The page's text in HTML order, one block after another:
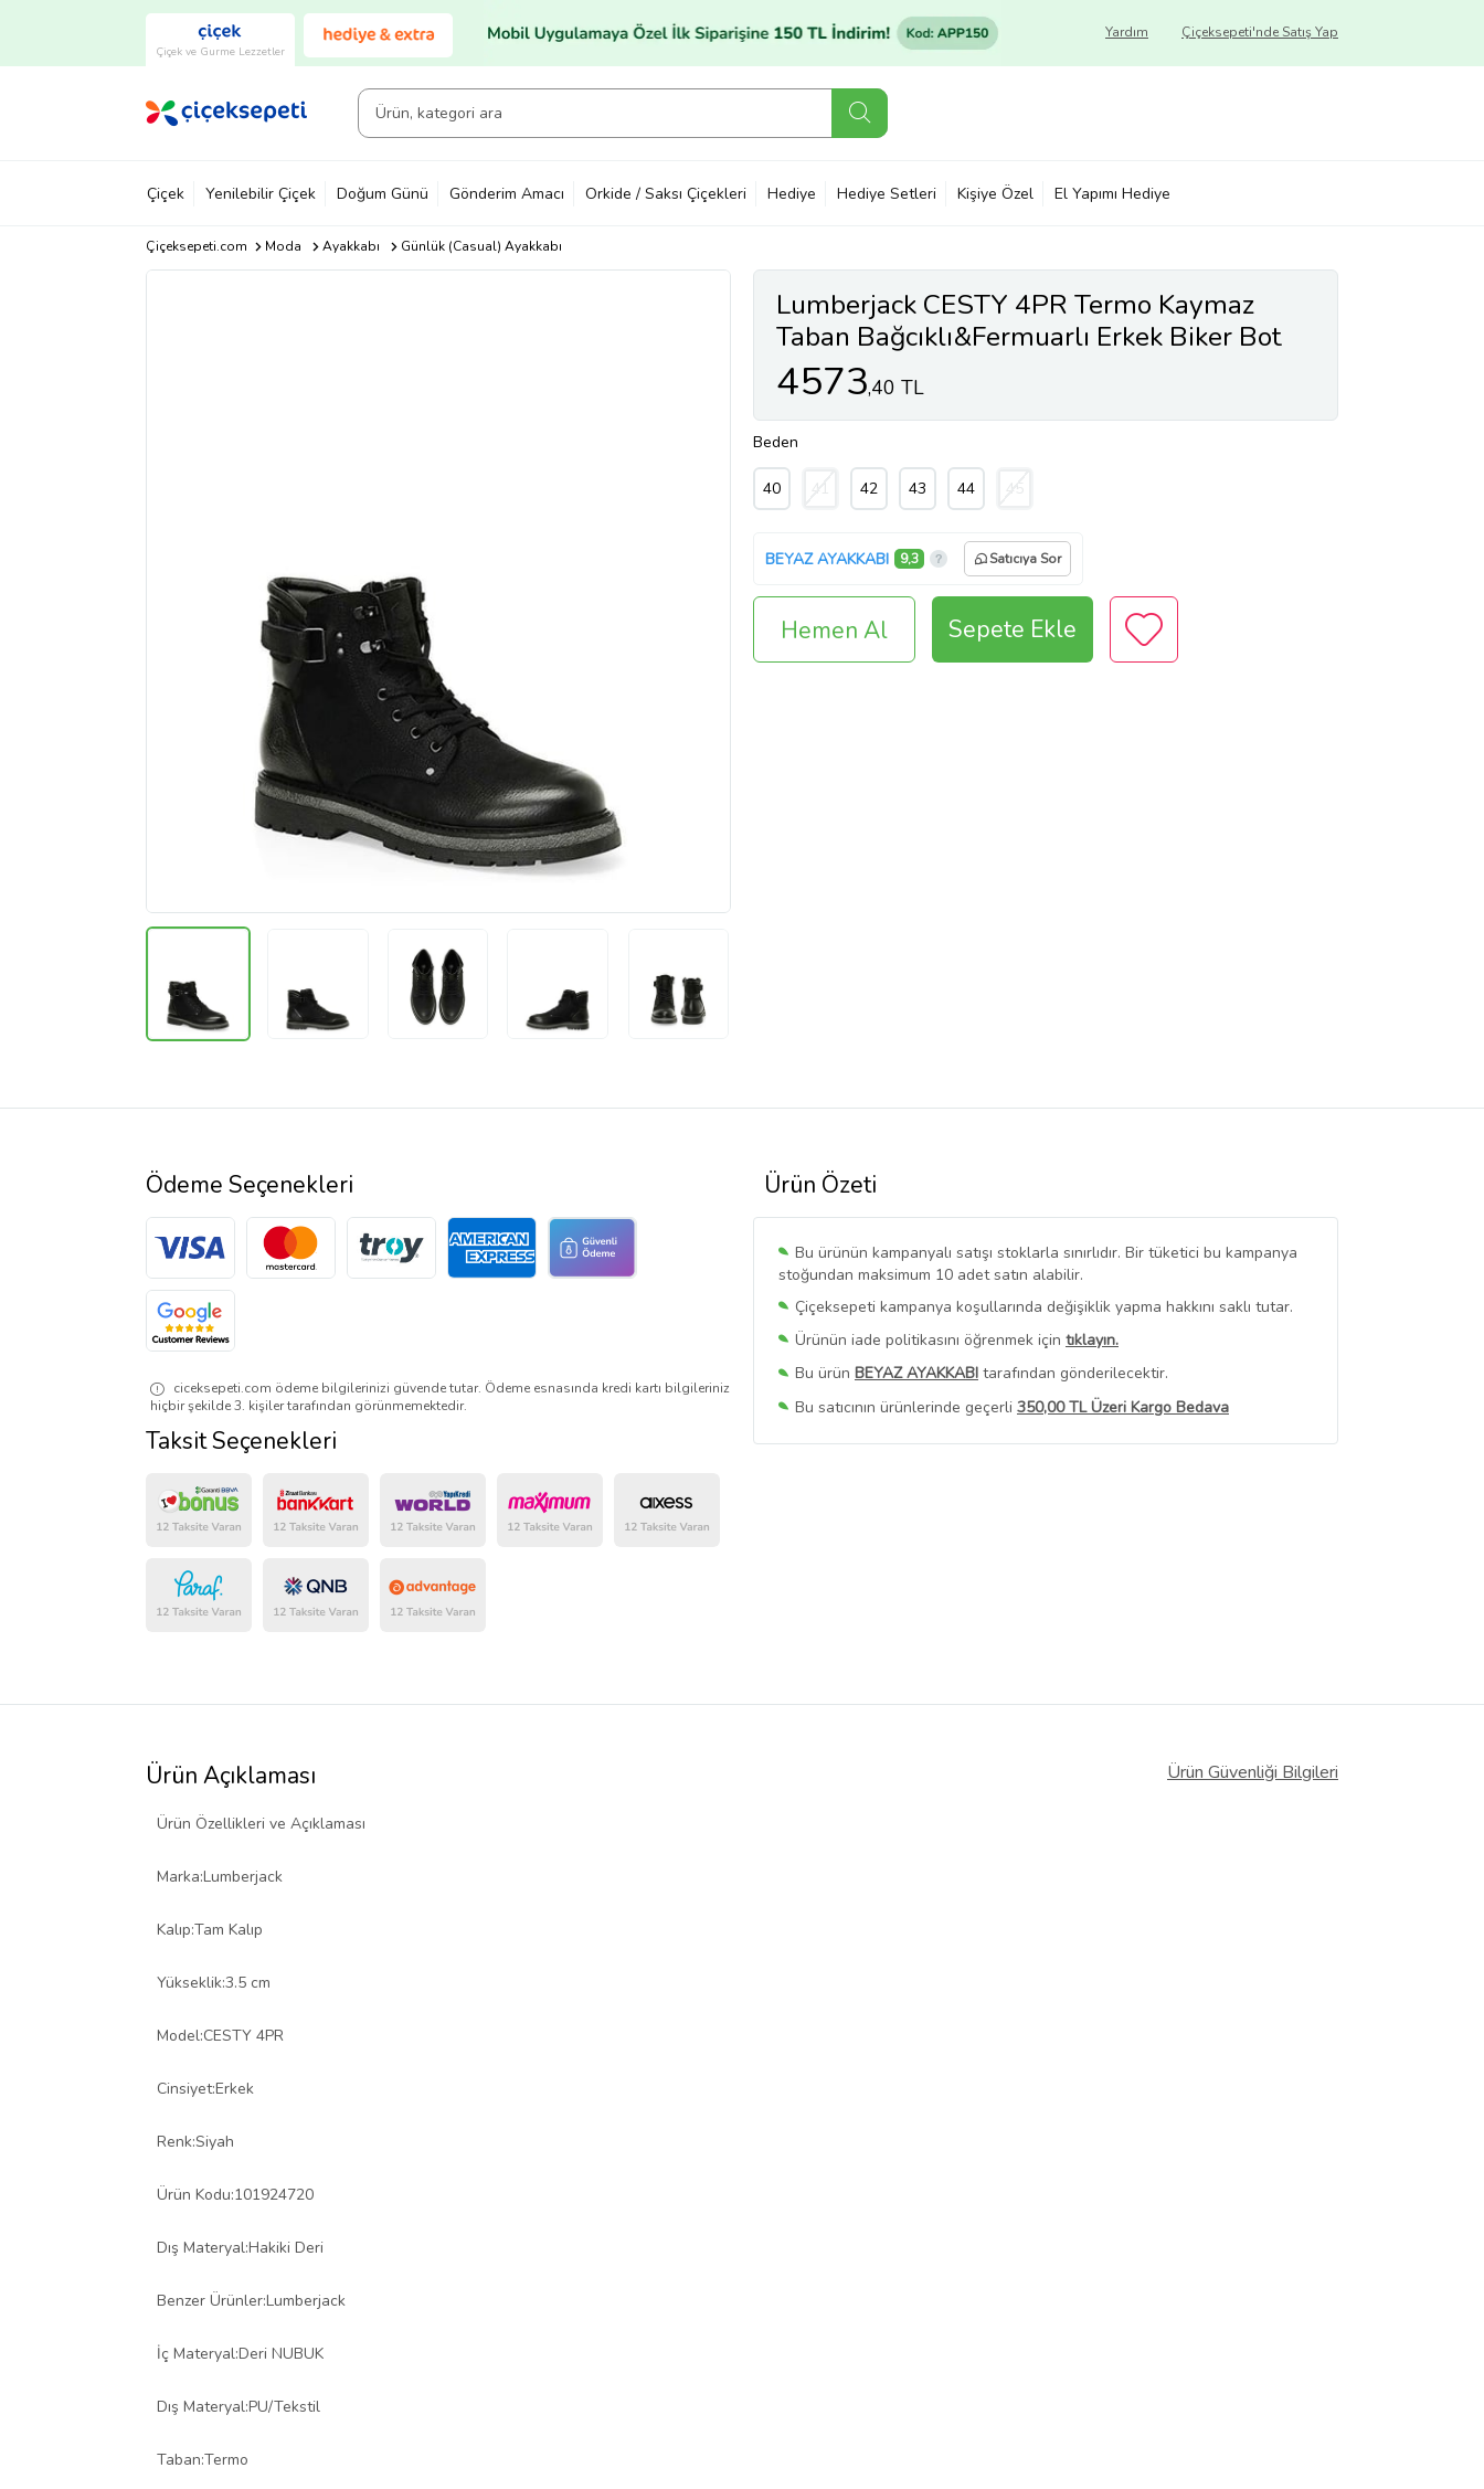
Çiçek ve Gurme Lezzetler
Çiçeksepeti'nde Satış Yap
Yardım
Çiçek Yenilebilir Çiçek Doğum Günü Gönderim Amacı Orkide / Saksı Çiçekleri Hediye Hediye Setleri Kişiye Özel El Yapımı Hediye
Çiçeksepeti.com Moda Ayakkabı Günlük (Casual) Ayakkabı
Lumberjack CESTY 4PR Termo Kaymaz
Taban Bağcıklı&Fermuarlı Erkek Biker Bot
SİYAH
4573,40 TL
Beden
40 41 42 43 44 45
BEYAZ AYAKKABI 9,3 Satıcıya Sor
Hemen Al Sepete Ekle
Ürün Özeti
Bu ürünün kampanyalı satışı stoklarla sınırlıdır. Bir tüketici bu kampanya
stoğundan maksimum 10 adet satın alabilir.
Çiçeksepeti kampanya koşullarında değişiklik yapma hakkını saklı tutar.
Ürünün iade politikasını öğrenmek için tıklayın.
Bu ürün BEYAZ AYAKKABI tarafından gönderilecektir.
Bu satıcının ürünlerinde geçerli 350,00 TL Üzeri Kargo Bedava
Bu SatıcınınTüm Ürünlerini Görüntüle
Ödeme Seçenekleri
ciceksepeti.com ödeme bilgilerinizi güvende tutar. Ödeme esnasında kredi kartı bilgileriniz
hiçbir şekilde 3. kişiler tarafından görünmemektedir.
Taksit Seçenekleri
Ürün Açıklaması Ürün Güvenliği Bilgileri
Ürün Özellikleri ve Açıklaması
Marka:Lumberjack
Kalıp:Tam Kalıp
Yükseklik:3.5 cm
Model:CESTY 4PR
Cinsiyet:Erkek
Renk:Siyah
Ürün Kodu:101924720
Dış Materyal:Hakiki Deri
Benzer Ürünler:Lumberjack
İç Materyal:Deri NUBUK
Dış Materyal:PU/Tekstil
Taban:Termo